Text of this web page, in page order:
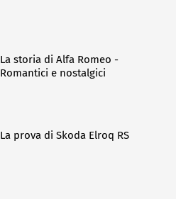
La storia di Alfa Romeo -
Romantici e nostalgici
La prova di Skoda Elroq RS